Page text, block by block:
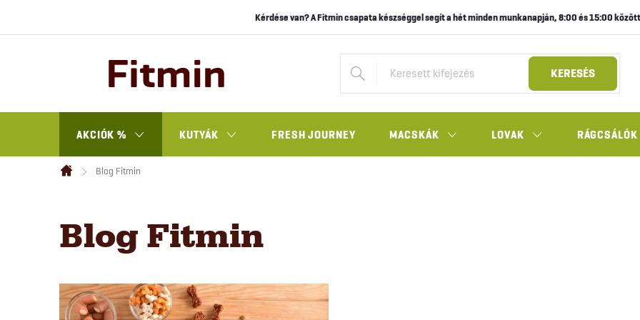
Kérdése van? A Fitmin csapata készséggel segít a hét minden munkanapján, 8:00 és 15:00
KERESÉS
AKCIÓK % KUTYÁK FRESH JOURNEY MACSKÁK LOVAK RÁGCSÁLÓK
Kezdőlap
Blog Fitmin
Blog Fitmin
C